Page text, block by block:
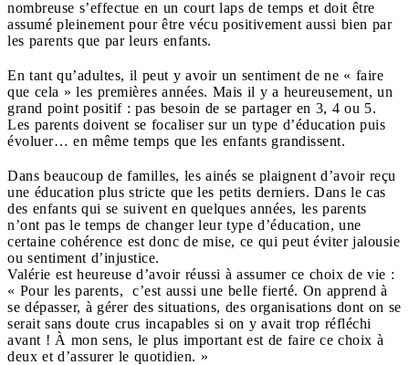
nombreuse s’effectue en un court laps de temps et doit être
assumé pleinement pour être vécu positivement aussi bien par
les parents que par leurs enfants.
En tant qu’adultes, il peut y avoir un sentiment de ne « faire
que cela » les premières années. Mais il y a heureusement, un
grand point positif : pas besoin de se partager en 3, 4 ou 5.
Les parents doivent se focaliser sur un type d’éducation puis
évoluer… en même temps que les enfants grandissent.
Dans beaucoup de familles, les ainés se plaignent d’avoir reçu
une éducation plus stricte que les petits derniers. Dans le cas
des enfants qui se suivent en quelques années, les parents
n’ont pas le temps de changer leur type d’éducation, une
certaine cohérence est donc de mise, ce qui peut éviter jalousie
ou sentiment d’injustice.
Valérie est heureuse d’avoir réussi à assumer ce choix de vie :
« Pour les parents, c’est aussi une belle fierté. On apprend à
se dépasser, à gérer des situations, des organisations dont on se
serait sans doute crus incapables si on y avait trop réfléchi
avant ! À mon sens, le plus important est de faire ce choix à
deux et d’assurer le quotidien. »